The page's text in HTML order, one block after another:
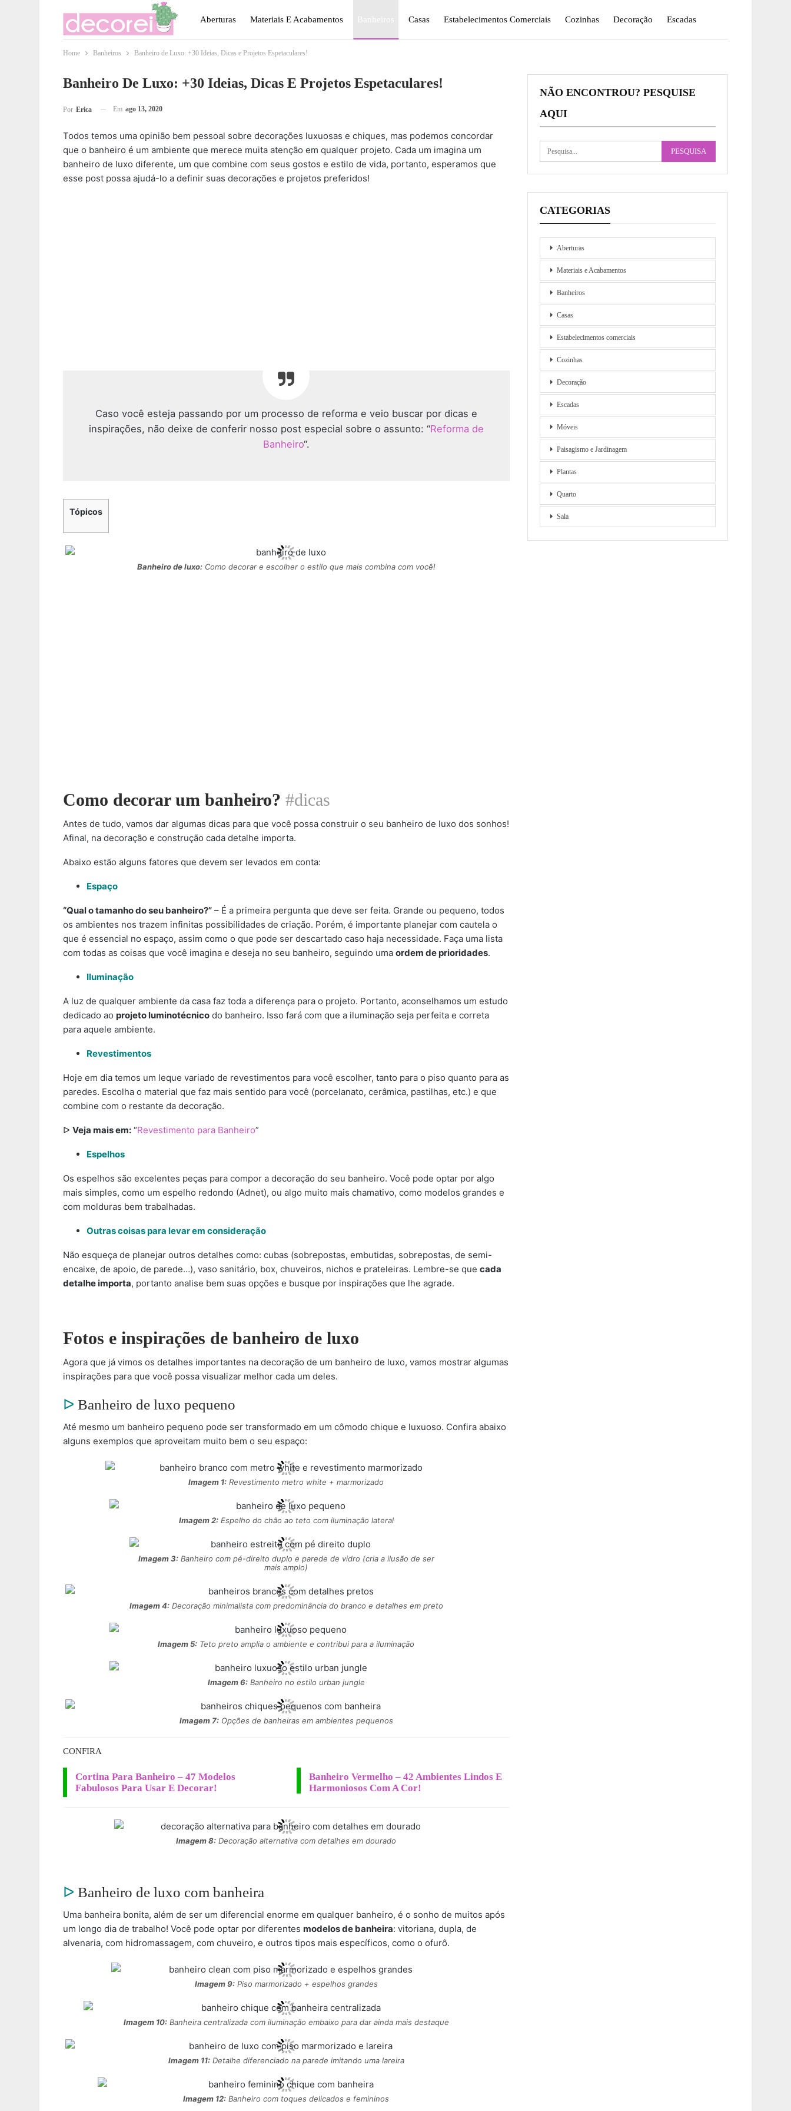
Aberturas Materiais E Acabamentos Casas Estabelecimentos Comerciais Cozinhas Decoração Escadas
Móveis Paisagismo E Jardinagem
Home Banheiros Banheiro de Luxo: +30 Ideias, Dicas e Projetos Espetaculares!
Banheiro De Luxo: +30 Ideias, Dicas E Projetos Espetaculares!
Por Erica Em ago 13, 2020
Todos temos uma opinião bem pessoal sobre decorações luxuosas e chiques, mas podemos concordar
que o banheiro é um ambiente que merece muita atenção em qualquer projeto. Cada um imagina um
banheiro de luxo diferente, um que combine com seus gostos e estilo de vida, portanto, esperamos que
esse post possa ajudá-lo a definir suas decorações e projetos preferidos!
Caso você esteja passando por um processo de reforma e veio buscar por dicas e
inspirações, não deixe de conferir nosso post especial sobre o assunto: “Reforma de
Banheiro“.
Tópicos
Banheiro de luxo:Como decorar e escolher o estilo que mais combina com você!
Como decorar um banheiro? #dicas
Antes de tudo, vamos dar algumas dicas para que você possa construir o seu banheiro de luxo dos sonhos!
Afinal, na decoração e construção cada detalhe importa.
Abaixo estão alguns fatores que devem ser levados em conta:
Espaço
“Qual o tamanho do seu banheiro?” – É a primeira pergunta que deve ser feita. Grande ou pequeno, todos
os ambientes nos trazem infinitas possibilidades de criação. Porém, é importante planejar com cautela o
que é essencial no espaço, assim como o que pode ser descartado caso haja necessidade. Faça uma lista
com todas as coisas que você imagina e deseja no seu banheiro, seguindo uma ordem de prioridades.
Iluminação
A luz de qualquer ambiente da casa faz toda a diferença para o projeto. Portanto, aconselhamos um estudo
dedicado ao projeto luminotécnico do banheiro. Isso fará com que a iluminação seja perfeita e correta
para aquele ambiente.
Revestimentos
Hoje em dia temos um leque variado de revestimentos para você escolher, tanto para o piso quanto para as
paredes. Escolha o material que faz mais sentido para você (porcelanato, cerâmica, pastilhas, etc.) e que
combine com o restante da decoração.
ᐅ Veja mais em: “Revestimento para Banheiro”
Espelhos
Os espelhos são excelentes peças para compor a decoração do seu banheiro. Você pode optar por algo
mais simples, como um espelho redondo (Adnet), ou algo muito mais chamativo, como modelos grandes e
com molduras bem trabalhadas.
Outras coisas para levar em consideração
Não esqueça de planejar outros detalhes como: cubas (sobrepostas, embutidas, sobrepostas, de semi-
encaixe, de apoio, de parede…), vaso sanitário, box, chuveiros, nichos e prateleiras. Lembre-se que cada
detalhe importa, portanto analise bem suas opções e busque por inspirações que lhe agrade.
Fotos e inspirações de banheiro de luxo
Agora que já vimos os detalhes importantes na decoração de um banheiro de luxo, vamos mostrar algumas
inspirações para que você possa visualizar melhor cada um deles.
ᐅ Banheiro de luxo pequeno
Até mesmo um banheiro pequeno pode ser transformado em um cômodo chique e luxuoso. Confira abaixo
alguns exemplos que aproveitam muito bem o seu espaço:
Imagem 1: Revestimento metro white + marmorizado
Imagem 2:Espelho do chão ao teto com iluminação lateral
Imagem 3:Banheiro com pé-direito duplo e parede de vidro (cria a ilusão de ser
mais amplo)
Imagem 4:Decoração minimalista com predominância do branco e detalhes em preto
Imagem 5: Teto preto amplia o ambiente e contribui para a iluminação
Imagem 6:Banheiro no estilo urban jungle
Imagem 7:Opções de banheiras em ambientes pequenos
CONFIRA
Cortina Para Banheiro – 47 Modelos
Fabulosos Para Usar E Decorar!
Banheiro Vermelho – 42 Ambientes Lindos E
Harmoniosos Com A Cor!
Imagem 8: Decoração alternativa com detalhes em dourado
ᐅ Banheiro de luxo com banheira
Uma banheira bonita, além de ser um diferencial enorme em qualquer banheiro, é o sonho de muitos após
um longo dia de trabalho! Você pode optar por diferentes modelos de banheira: vitoriana, dupla, de
alvenaria, com hidromassagem, com chuveiro, e outros tipos mais específicos, como o ofurô.
Imagem 9:Piso marmorizado + espelhos grandes
Imagem 10:Banheira centralizada com iluminação embaixo para dar ainda mais destaque
Imagem 11:Detalhe diferenciado na parede imitando uma lareira
Imagem 12: Banheiro com toques delicados e femininos
NÃO ENCONTROU? PESQUISE
AQUI
CATEGORIAS
Aberturas
Materiais e Acabamentos
Banheiros
Casas
Estabelecimentos comerciais
Cozinhas
Decoração
Escadas
Móveis
Paisagismo e Jardinagem
Plantas
Quarto
Sala